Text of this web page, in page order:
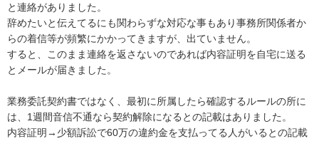
と連絡がありました。
辞めたいと伝えてるにも関わらずな対応な事もあり事務所関係者か
らの着信等が頻繁にかかってきますが、出ていません。
すると、このまま連絡を返さないのであれば内容証明を自宅に送る
とメールが届きました。
業務委託契約書ではなく、最初に所属したら確認するルールの所に
は、1週間音信不通なら契約解除になるとの記載はありました。
内容証明→少額訴訟で60万の違約金を支払ってる人がいるとの記載